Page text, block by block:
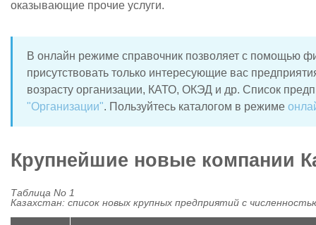
оказывающие прочие услуги.
"Организации". Пользуйтесь каталогом в режиме
Крупнейшие новые компании
Таблица No 1
Казахстан: список новых крупных предприятий с